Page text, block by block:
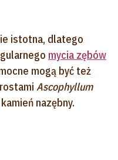
istotna, dlatego
mycia zębów
mogą być też
Ascophyllum
nazębny.